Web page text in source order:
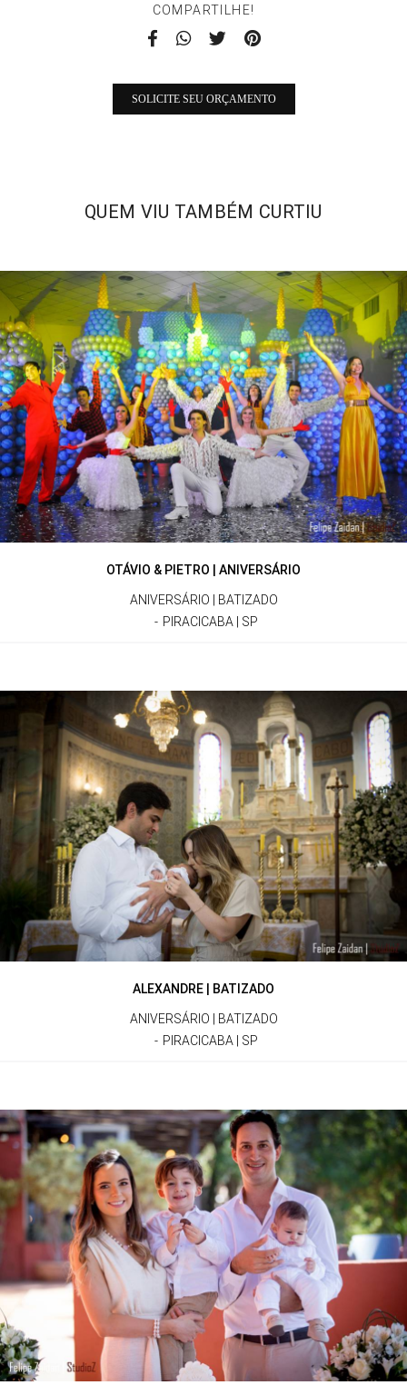
COMPARTILHE!
SOLICITE SEU ORÇAMENTO
QUEM VIU TAMBÉM CURTIU
OTÁVIO & PIETRO | ANIVERSÁRIO
ANIVERSÁRIO | BATIZADO
PIRACICABA | SP
ALEXANDRE | BATIZADO
ANIVERSÁRIO | BATIZADO
PIRACICABA | SP